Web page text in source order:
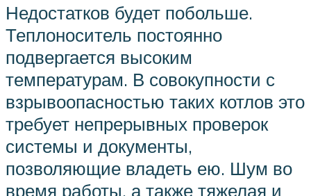
Недостатков будет побольше.
Теплоноситель постоянно
подвергается высоким
температурам. В совокупности с
взрывоопасностью таких котлов это
требует непрерывных проверок
системы и документы,
позволяющие владеть ею. Шум во
время работы, а также тяжелая и